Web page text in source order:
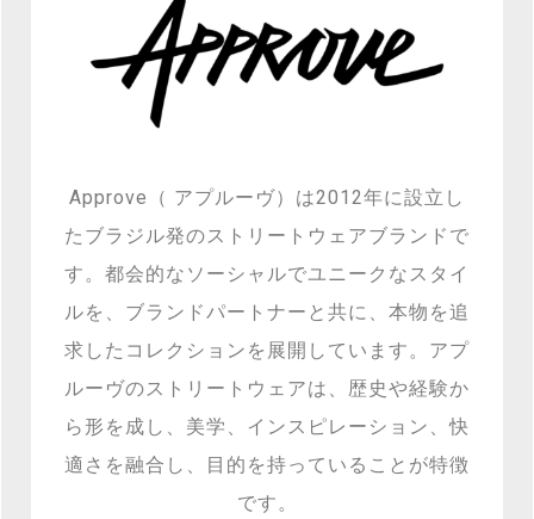
Approve（ アプルーヴ） は2012年に設立し
たブラジル発のストリートウェアブランドで
す。都会的なソーシャルでユニークなスタイ
ルを、 ブランドパートナーと共に、 本物を追
求したコレクションを展開しています。アプ
ルーヴのストリートウェアは、歴史や経験か
ら形を成し、 美学、インスピレーション、快
適さを融合し、
目的を持っていることが特徴
です。